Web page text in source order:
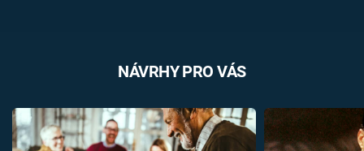
NÁVRHY PRO VÁS